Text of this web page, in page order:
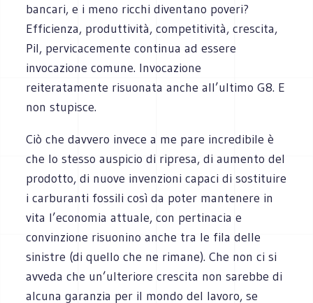
bancari, e i meno ricchi diventano poveri?
Efficienza, produttività, competitività, crescita,
Pil, pervicacemente continua ad essere
invocazione comune. Invocazione
reiteratamente risuonata anche all’ultimo G8. E
non stupisce.
Ciò che davvero invece a me pare incredibile è
che lo stesso auspicio di ripresa, di aumento del
prodotto, di nuove invenzioni capaci di sostituire
i carburanti fossili così da poter mantenere in
vita l’economia attuale, con pertinacia e
convinzione risuonino anche tra le fila delle
sinistre (di quello che ne rimane). Che non ci si
avveda che un’ulteriore crescita non sarebbe di
alcuna garanzia per il mondo del lavoro, se